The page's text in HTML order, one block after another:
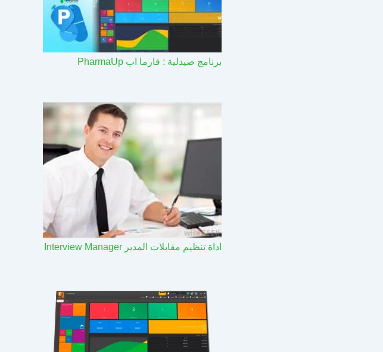
برنامج صيدلية : فارما اب PharmaUp​
اداة تنظيم مقابلات المدير Interview Manager